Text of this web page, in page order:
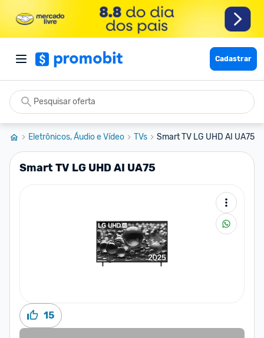
Cadastrar
Eletrônicos, Áudio e Vídeo TVs Smart TV LG UHD AI UA75
Smart TV LG UHD AI UA75
15